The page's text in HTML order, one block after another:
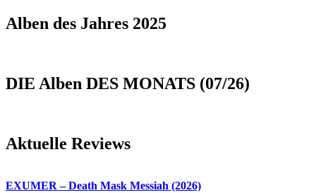
Alben des Jahres 2025
DIE Alben DES MONATS (07/26)
Aktuelle Reviews
EXUMER – Death Mask Messiah (2026)